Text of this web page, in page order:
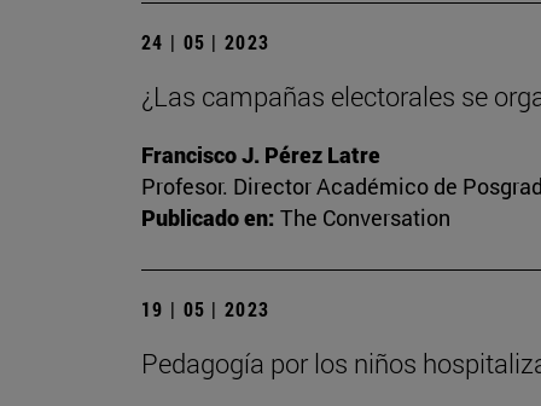
24 | 05 | 2023
¿Las campañas electorales se
Francisco J. Pérez Latre
Profesor. Director Académico de
Publicado en: The Conversation
19 | 05 | 2023
Pedagogía por los niños